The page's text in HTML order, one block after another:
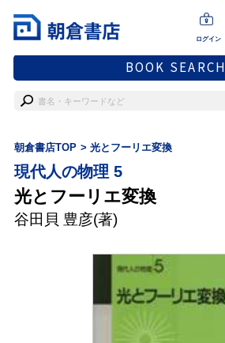
ログイン
BOOK SEARCH
朝倉書店TOP 光とフーリエ変換
現代人の物理 5
光とフーリエ変換
谷田貝 豊彦(著)